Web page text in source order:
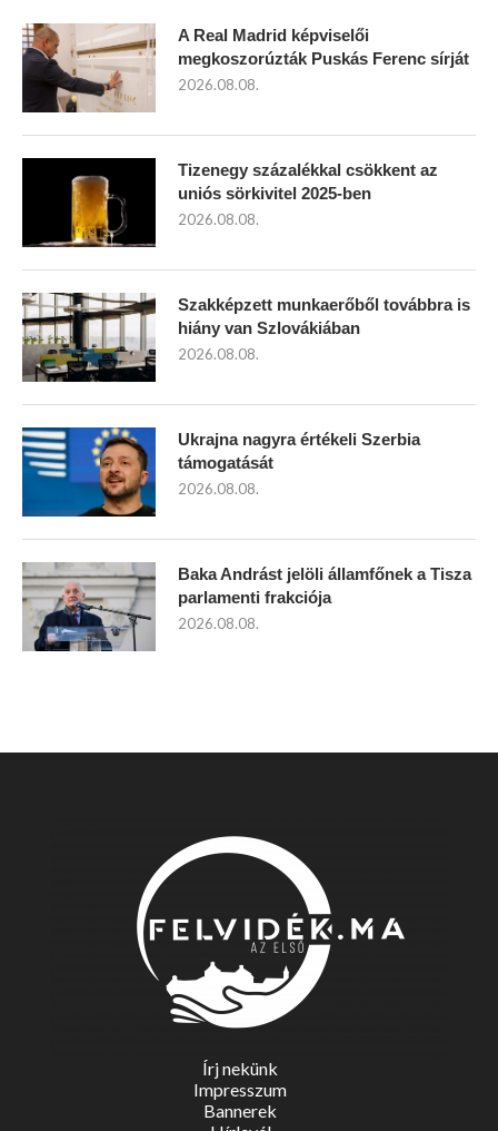
A Real Madrid képviselői
megkoszorúzták Puskás Ferenc sírját
2026.08.08.
Tizenegy százalékkal csökkent az
uniós sörkivitel 2025-ben
2026.08.08.
Szakképzett munkaerőből továbbra is
hiány van Szlovákiában
2026.08.08.
Ukrajna nagyra értékeli Szerbia
támogatását
2026.08.08.
Baka Andrást jelöli államfőnek a Tisza
parlamenti frakciója
2026.08.08.
Írj nekünk
Impresszum
Bannerek